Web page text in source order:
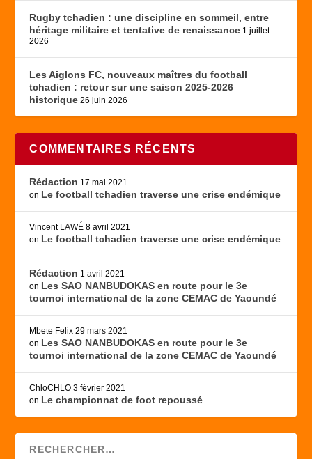
Rugby tchadien : une discipline en sommeil, entre
héritage militaire et tentative de renaissance 1 juillet
2026
Les Aiglons FC, nouveaux maîtres du football
tchadien : retour sur une saison 2025-2026
historique 26 juin 2026
COMMENTAIRES RÉCENTS
Rédaction 17 mai 2021
on Le football tchadien traverse une crise endémique
Vincent LAWÉ 8 avril 2021
on Le football tchadien traverse une crise endémique
Rédaction 1 avril 2021
on Les SAO NANBUDOKAS en route pour le 3e
tournoi international de la zone CEMAC de Yaoundé
Mbete Felix 29 mars 2021
on Les SAO NANBUDOKAS en route pour le 3e
tournoi international de la zone CEMAC de Yaoundé
ChloCHLO 3 février 2021
on Le championnat de foot repoussé